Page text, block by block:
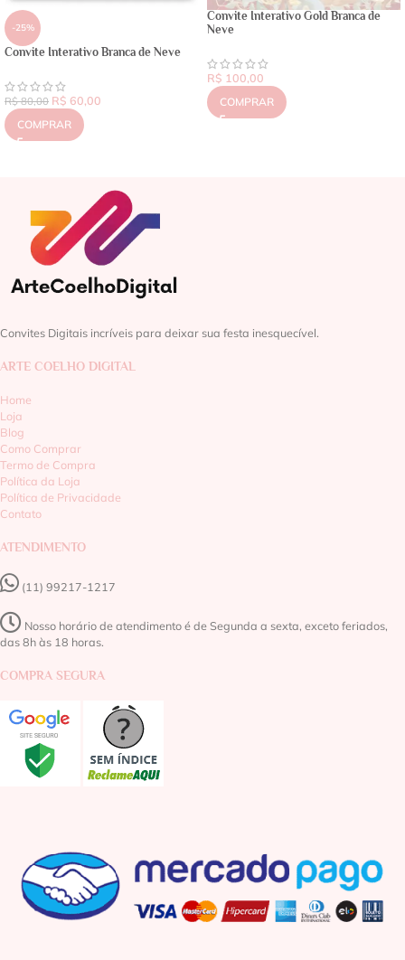
-25%
Convite Interativo Branca de Neve
R$80,00 R$ 60,00
COMPRAR
Convite Interativo Gold Branca de
Neve
R$ 100,00
COMPRAR
Convites Digitais incríveis para deixar sua festa inesquecível.
ARTE COELHO DIGITAL
Home
Loja
Blog
Como Comprar
Termo de Compra
Política da Loja
Política de Privacidade
Contato
ATENDIMENTO
(11) 99217-1217‬
Nosso horário de atendimento é de Segunda a sexta, exceto feriados,
das 8h às 18 horas.
COMPRA SEGURA